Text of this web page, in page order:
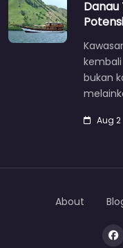
Danau
bukan
Aug 2
About